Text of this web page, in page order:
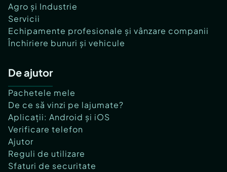
Agro și Industrie
Servicii
Echipamente profesionale și vânzare companii
Închiriere bunuri și vehicule
De ajutor
Pachetele mele
De ce să vinzi pe lajumate?
Aplicații: Android și iOS
Verificare telefon
Ajutor
Reguli de utilizare
Sfaturi de securitate